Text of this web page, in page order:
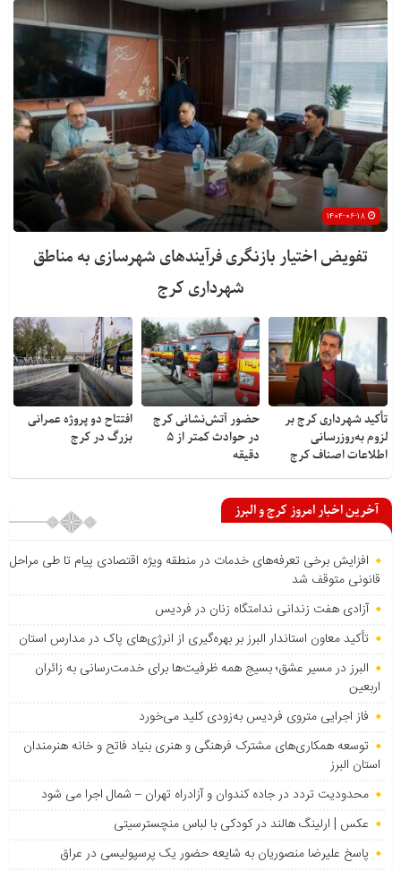
تفویض اختیار بازنگری فرآیندهای شهرسازی به مناطق
شهرداری کرج
تأکید شهرداری کرج بر
لزوم به‌روزرسانی
اطلاعات اصناف کرج
حضور آتش‌نشانی کرج
در حوادث کمتر از ۵
دقیقه
افتتاح دو پروژه عمرانی
بزرگ در کرج
آخرین اخبار امروز کرج و البرز
افزایش برخی تعرفه‌های خدمات در منطقه ویژه اقتصادی پیام تا طی مراحل
قانونی متوقف شد
آزادی هفت زندانی ندامتگاه زنان در فردیس
تأکید معاون استاندار البرز بر بهره‌گیری از انرژی‌های پاک در مدارس استان
البرز در مسیر عشق؛ بسیج همه ظرفیت‌ها برای خدمت‌رسانی به زائران
اربعین
فاز اجرایی متروی فردیس به‌زودی کلید می‌خورد
توسعه همکاری‌های مشترک فرهنگی و هنری بنیاد فاتح و خانه هنرمندان
استان البرز
محدودیت تردد در جاده کندوان و آزادراه تهران – شمال اجرا می شود
عکس | ارلینگ هالند در کودکی با لباس منچسترسیتی
پاسخ علیرضا منصوریان به شایعه حضور یک پرسپولیسی در عراق